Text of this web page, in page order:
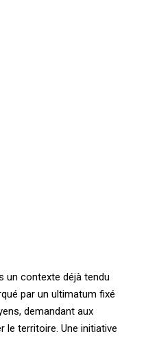
un contexte déjà tendu
par un ultimatum fixé
demandant aux
le territoire. Une initiative